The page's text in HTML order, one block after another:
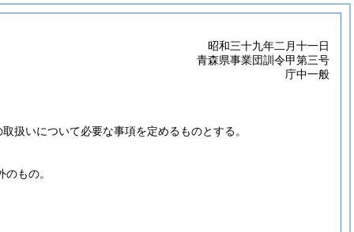
昭和三十九年二月十一日
青森県事業団訓令甲第三号
庁中一般
扱いについて必要な事項を定めるものとする。
もの。